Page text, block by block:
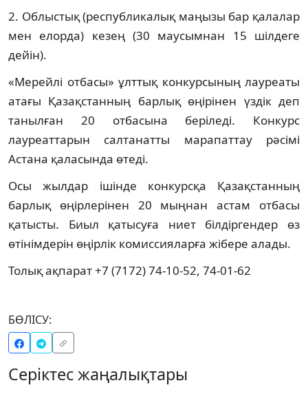
2. Облыстық (республикалық маңызы бар қалалар
мен елорда) кезең (30 маусымнан 15 шілдеге
дейін).
«Мерейлі отбасы» ұлттық конкурсының лауреаты
атағы Қазақстанның барлық өңірінен үздік деп
танылған 20 отбасына беріледі. Конкурс
лауреаттарын салтанатты марапаттау рәсімі
Астана қаласында өтеді.
Осы жылдар ішінде конкурсқа Қазақстанның
барлық өңірлерінен 20 мыңнан астам отбасы
қатысты. Биыл қатысуға ниет білдіргендер өз
өтінімдерін өңірлік комиссияларға жібере алады.
Толық ақпарат +7 (7172) 74-10-52, 74-01-62
БӨЛІСУ:
Серіктес жаңалықтары